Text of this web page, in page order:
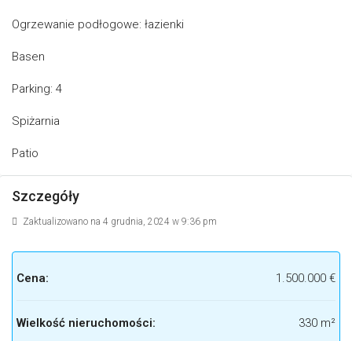
Ogrzewanie podłogowe: łazienki
Basen
Parking: 4
Spiżarnia
Patio
Szczegóły
Zaktualizowano na 4 grudnia, 2024 w 9:36 pm
Cena: 1.500.000 €
Wielkość nieruchomości: 330 m²